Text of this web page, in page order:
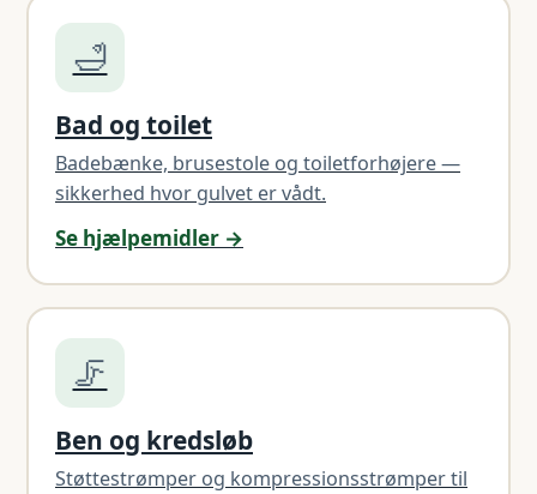
🛁
Bad og toilet
Badebænke, brusestole og toiletforhøjere —
sikkerhed hvor gulvet er vådt.
Se hjælpemidler →
🦵
Ben og kredsløb
Støttestrømper og kompressionsstrømper til